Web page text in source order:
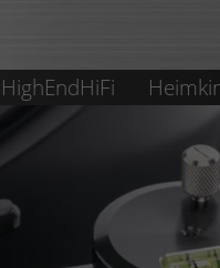
HighEndHiFi